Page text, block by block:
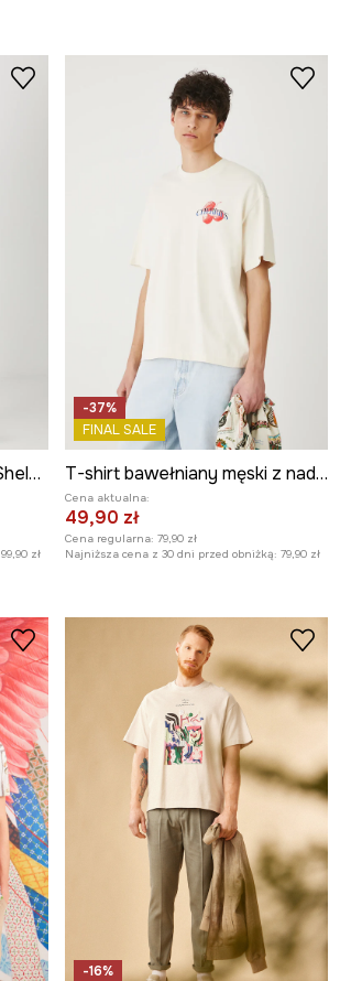
T-shirt bawełniany męski Shelby kolor beżowy
99,90 zł
-37%
FINAL SALE
T-shirt bawełniany męski z nadrukiem kolor beżowy
Cena aktualna:
49,90 zł
Cena regularna: 79,90 zł
Najniższa cena z 30 dni przed obniżką: 79,90 zł
-16%